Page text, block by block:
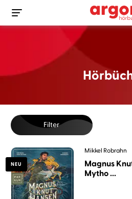
Filter
NEU
Mikkel Robrahn
Magnus
Mytho ...